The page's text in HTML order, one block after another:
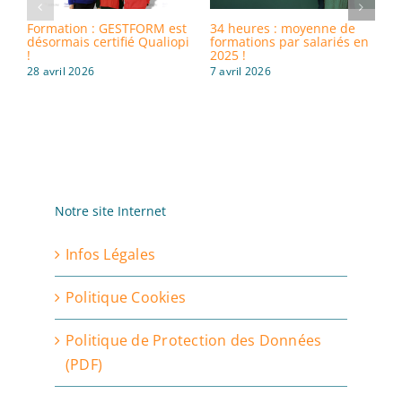
Formation : GESTFORM est
désormais certifié Qualiopi
!
28 avril 2026
34 heures : moyenne de
formations par salariés en
2025 !
7 avril 2026
Notre site Internet
Infos Légales
Politique Cookies
Politique de Protection des Données
(PDF)